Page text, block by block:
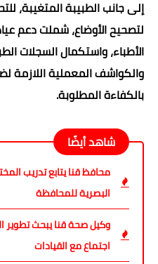
إلى جانب الطبيبة المتغيبة،
لتصحيح الأوضاع، شملت دعم
الأطباء، واستكمال السجلات
والكواشف المعملية اللازمة
بالكفاءة المطلوبة.
شاهد أيضًا
محافظ قنا يتابع تدريب
البصرية للمحافظة
وكيل صحة قنا يبحث
اجتماع مع القيادات